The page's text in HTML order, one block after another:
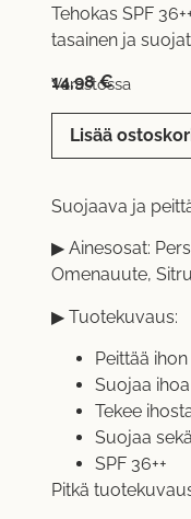
Tehokas SPF
tasainen ja
14,98€
Varastossa
Lisää
Suojaava ja
▶ Ainesosat:
Omenauute,
▶ Tuotekuvaus:
Peittää
Suojaa
Tekee
Suojaa
SPF 36++
Pitkä